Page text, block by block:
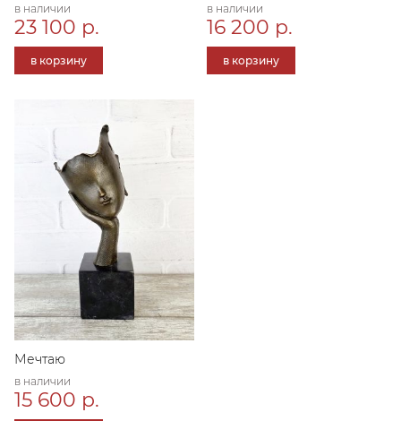
в наличии
23 100 р.
в корзину
в наличии
16 200 р.
в корзину
Мечтаю
в наличии
15 600 р.